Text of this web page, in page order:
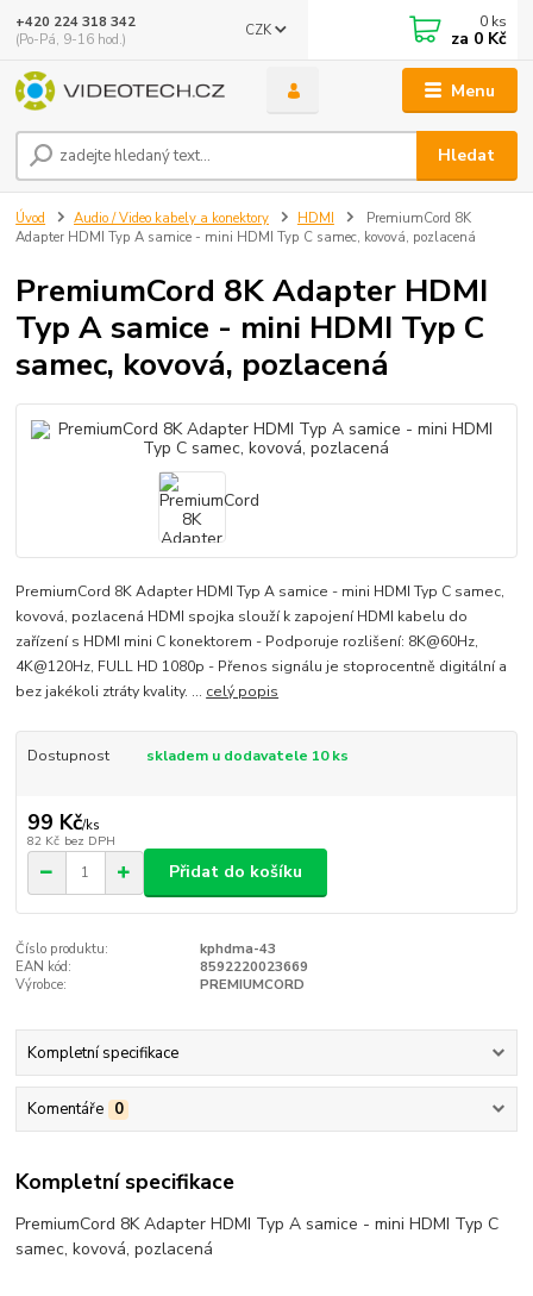
Menu
CZK
Hledat
+420 224 318 342
(Po-Pá, 9-16 hod.)
0 ks
za 0 Kč
Úvod Audio / Video kabely a konektory HDMI
PremiumCord 8K
Adapter HDMI Typ A samice - mini HDMI Typ C samec, kovová, pozlacená
PremiumCord 8K Adapter HDMI
Typ A samice - mini HDMI Typ C
samec, kovová, pozlacená
PremiumCord 8K Adapter HDMI Typ A samice - mini HDMI Typ C samec,
kovová, pozlacená HDMI spojka slouží k zapojení HDMI kabelu do
zařízení s HDMI mini C konektorem - Podporuje rozlišení: 8K@60Hz,
4K@120Hz, FULL HD 1080p - Přenos signálu je stoprocentně digitální a
bez jakékoli ztráty kvality. ... celý popis
Dostupnost skladem u dodavatele 10 ks
99 Kč/ks
82 Kč bez DPH
Přidat do košíku
Číslo produktu:
kphdma-43
EAN kód:
8592220023669
Výrobce:
PREMIUMCORD
Kompletní specifikace
Komentáře 0
Kompletní specifikace
PremiumCord 8K Adapter HDMI Typ A samice - mini HDMI Typ C
samec, kovová, pozlacená